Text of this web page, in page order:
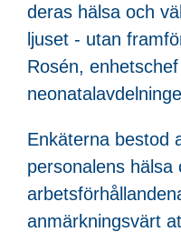
deras hälsa och
ljuset - utan
Rosén,
Enkäterna bestod
personalens hälsa
anmärkningsvärt